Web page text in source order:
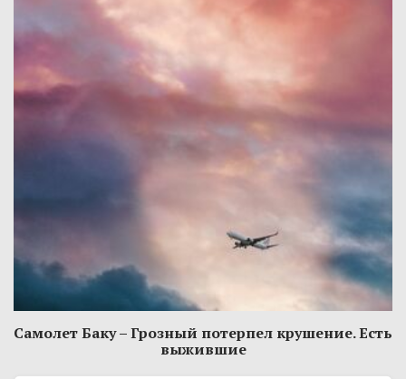
Самолет Баку – Грозный потерпел крушение. Есть
выжившие